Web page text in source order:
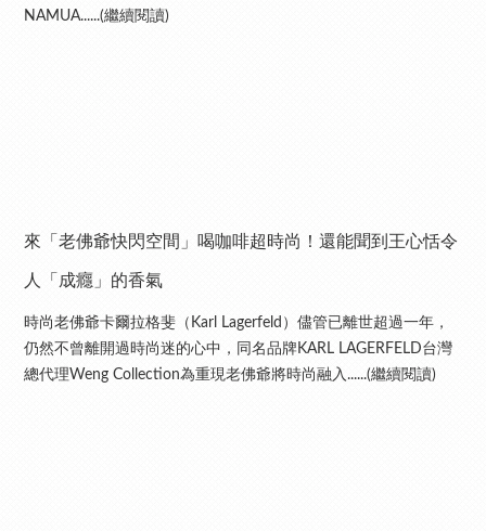
NAMUA......(繼續閱讀)
來「老佛爺快閃空間」喝咖啡超時尚！還能聞到王心恬令
人「成癮」的香氣
時尚老佛爺卡爾拉格斐（Karl Lagerfeld）儘管已離世超過一年，
仍然不曾離開過時尚迷的心中，同名品牌KARL LAGERFELD台灣
總代理Weng Collection為重現老佛爺將時尚融入......(繼續閱讀)